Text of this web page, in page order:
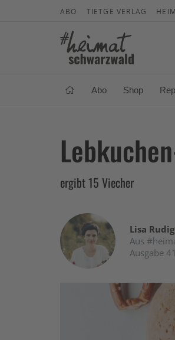
ABO TIETGE VERLAG
Abo Shop
ergibt 15 Viecher
Lisa
Aus
Ausgabe